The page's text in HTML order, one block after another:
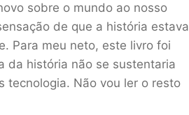
sobre o mundo ao nosso
de que a história estava
Para meu neto, este livro foi
da história não se sustentaria
tecnologia. Não vou ler o resto